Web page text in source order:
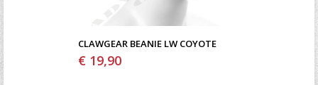
CLAWGEAR BEANIE LW COYOTE
€ 19,90